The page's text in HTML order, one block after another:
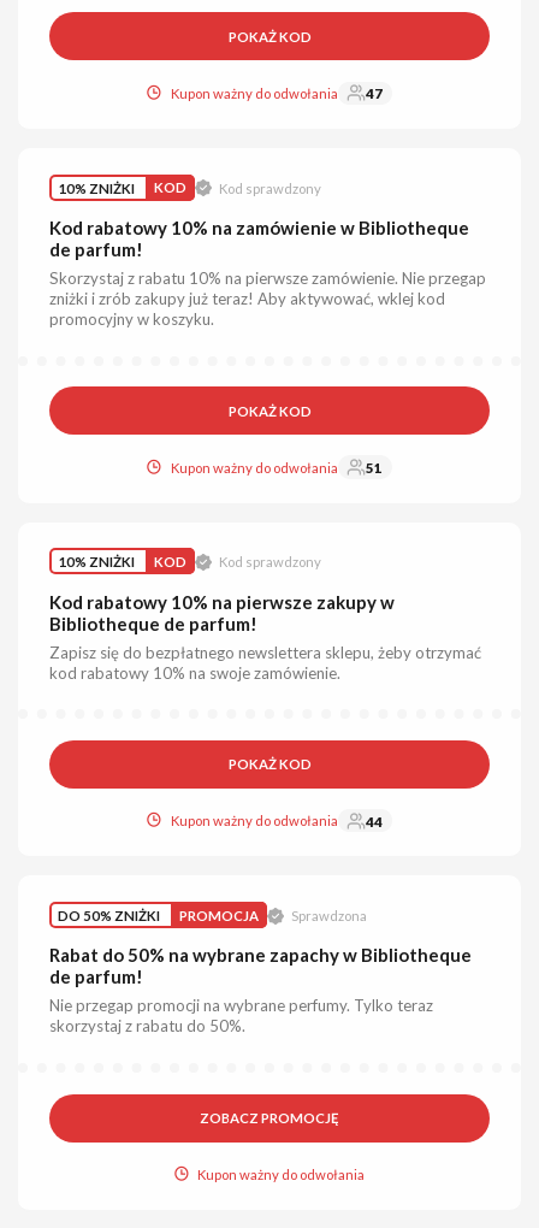
POKAŻ KOD
Kupon ważny do odwołania 47
10% ZNIŻKI KOD Kod sprawdzony
Kod rabatowy 10% na zamówienie w Bibliotheque
de parfum!
Skorzystaj z rabatu 10% na pierwsze zamówienie. Nie przegap
zniżki i zrób zakupy już teraz! Aby aktywować, wklej kod
promocyjny w koszyku.
POKAŻ KOD
Kupon ważny do odwołania 51
10% ZNIŻKI KOD Kod sprawdzony
Kod rabatowy 10% na pierwsze zakupy w
Bibliotheque de parfum!
Zapisz się do bezpłatnego newslettera sklepu, żeby otrzymać
kod rabatowy 10% na swoje zamówienie.
POKAŻ KOD
Kupon ważny do odwołania 44
DO 50% ZNIŻKI PROMOCJA Sprawdzona
Rabat do 50% na wybrane zapachy w Bibliotheque
de parfum!
Nie przegap promocji na wybrane perfumy. Tylko teraz
skorzystaj z rabatu do 50%.
ZOBACZ PROMOCJĘ
Kupon ważny do odwołania